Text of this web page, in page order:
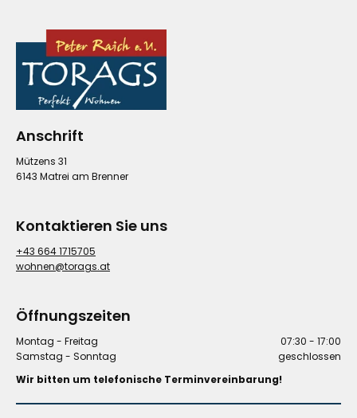
Anschrift
Mützens 31
6143 Matrei am Brenner
Kontaktieren Sie uns
+43 664 1715705
wohnen@torags.at
Öffnungszeiten
Montag - Freitag
07:30 - 17:00
Samstag - Sonntag
geschlossen
Wir bitten um telefonische Terminvereinbarung!